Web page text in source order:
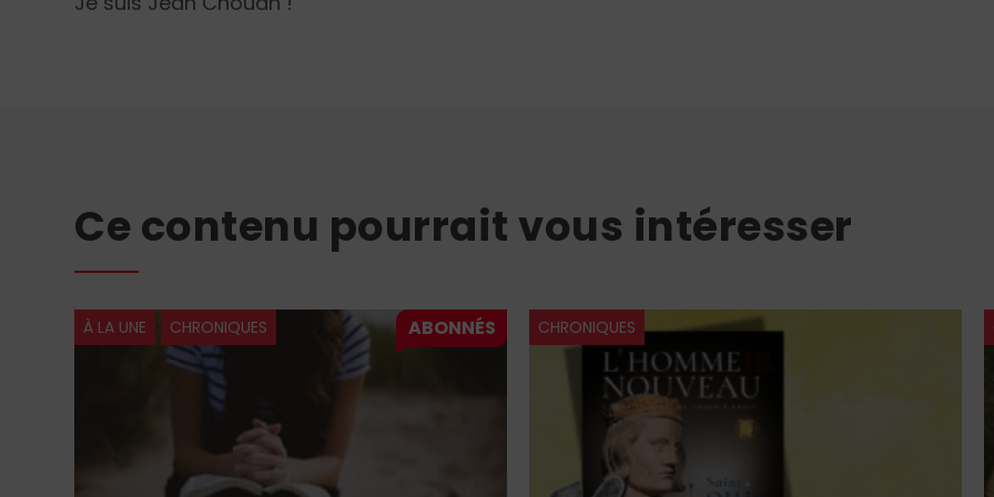
Ce contenu pourrait vous intéresser
À LA UNE CHRONIQUES CHRONIQUES